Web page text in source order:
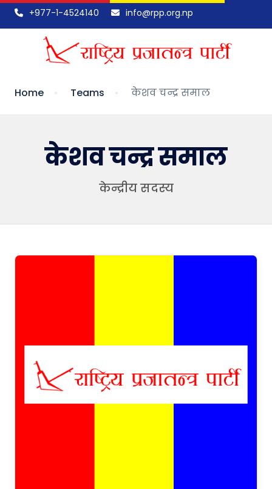
+977-1-4524140 info@rpp.org.np
Home Teams केशव चन्द्र समाल
केशव चन्द्र समाल
केन्द्रीय सदस्य